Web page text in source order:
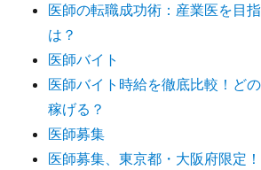
医師の転職成功術：産業医を目
は？
医師バイト
医師バイト時給を徹底比較！ど
稼げる？
医師募集
医師募集、東京都・大阪府限定